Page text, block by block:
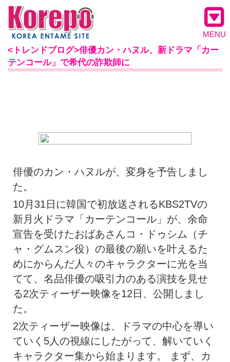
MENU
<トレンドブログ>俳優カン・ハヌル、新ドラマ「カー
テンコール」で希代の詐欺師に
俳優のカン・ハヌルが、変身を予告しまし
た。
10月31日に韓国で初放送されるKBS2TVの
新月火ドラマ「カーテンコール」が、余命
宣告を受けたおばあさんコ・ドゥシム（チ
ャ・グムスン役）の最後の願いを叶えるた
めにからんだ人々のキャラクターに光を当
てて、名品俳優の吸引力のある演技を見せ
る2次ティーザー映像を12日、公開しまし
た。
2次ティーザー映像は、ドラマの中心を導い
ていく5人の視線にしたがって、解いていく
キャラクター集から始まります。 まず、カ